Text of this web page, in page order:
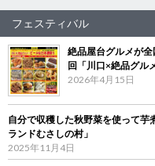
フェスティバル
絶品屋台グルメが
回「川口×絶品グル
2026年4月15日
自分で収穫した秋野菜を使って
ランドむさしの村」
2025年11月4日